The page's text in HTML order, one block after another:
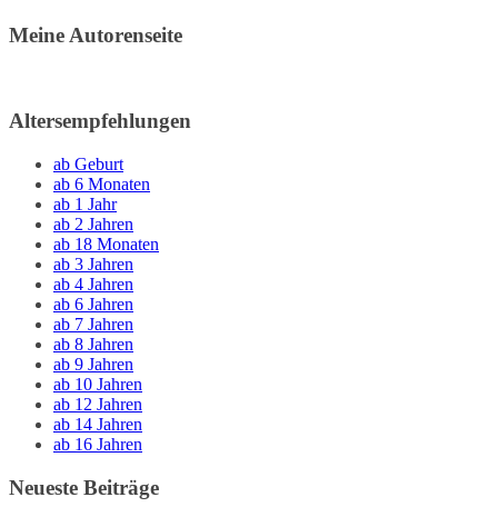
Meine Autorenseite
Altersempfehlungen
ab Geburt
ab 6 Monaten
ab 1 Jahr
ab 2 Jahren
ab 18 Monaten
ab 3 Jahren
ab 4 Jahren
ab 6 Jahren
ab 7 Jahren
ab 8 Jahren
ab 9 Jahren
ab 10 Jahren
ab 12 Jahren
ab 14 Jahren
ab 16 Jahren
Neueste Beiträge